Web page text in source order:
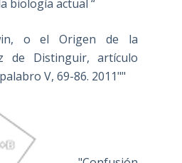
" Proyección del